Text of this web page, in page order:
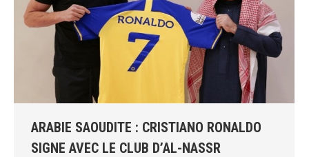
ARABIE SAOUDITE : CRISTIANO RONALDO
SIGNE AVEC LE CLUB D’AL-NASSR